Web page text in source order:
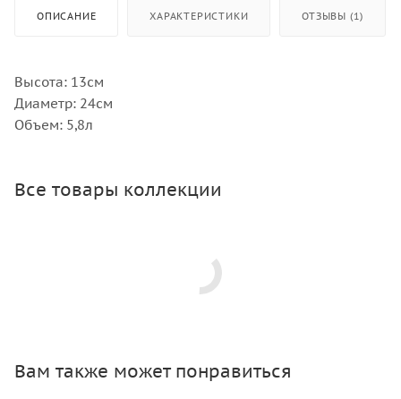
ОПИСАНИЕ ХАРАКТЕРИСТИКИ ОТЗЫВЫ (1)
Высота: 13см
Диаметр: 24см
Объем: 5,8л
Все товары коллекции
Вам также может понравиться